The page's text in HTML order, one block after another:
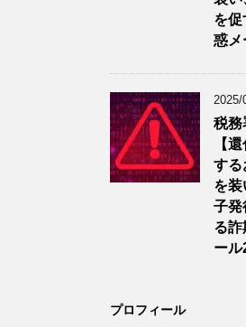
を促
惑メ
2025/
税務
【
する
を
子発
る詐
ール
プロフィール